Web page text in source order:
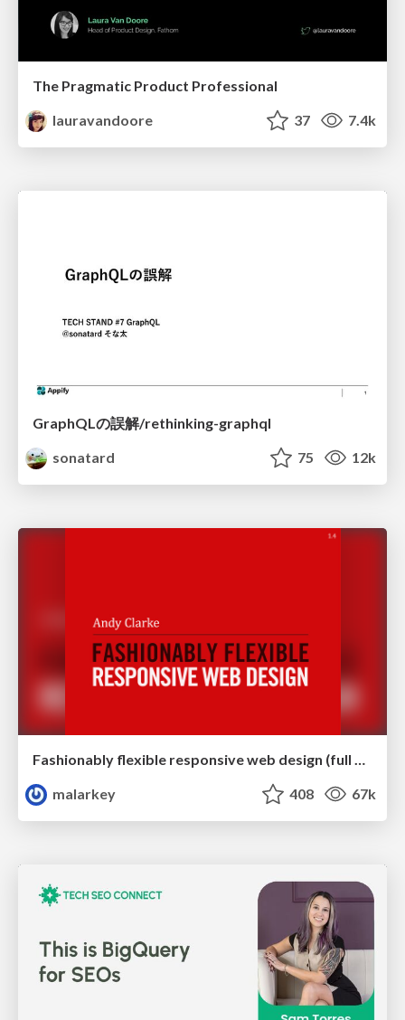
The Pragmatic Product Professional
lauravandoore
37 7.4k
GraphQLの誤解/rethinking-graphql
sonatard
75 12k
Fashionably flexible responsive web design (full day workshop)
malarkey
408 67k